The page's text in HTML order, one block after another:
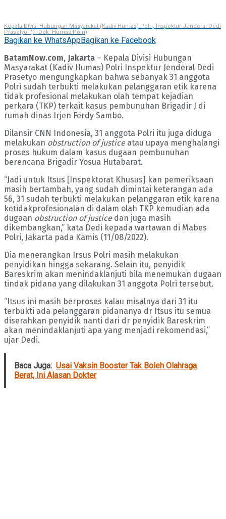
Kepala Divisi Hubungan Masyarakat (Kadiv Humas) Polri, Inspektur Jenderal Dedi
Prasetyo. (F: Dok. Humas Polri)
Bagikan ke WhatsAppBagikan ke Facebook
BatamNow.com, Jakarta – Kepala Divisi Hubungan
Masyarakat (Kadiv Humas) Polri Inspektur Jenderal Dedi
Prasetyo mengungkapkan bahwa sebanyak 31 anggota
Polri sudah terbukti melakukan pelanggaran etik karena
tidak profesional melakukan olah tempat kejadian
perkara (TKP) terkait kasus pembunuhan Brigadir J di
rumah dinas Irjen Ferdy Sambo.
Dilansir CNN Indonesia, 31 anggota Polri itu juga diduga
melakukan obstruction of justiceatau upaya menghalangi
proses hukum dalam kasus dugaan pembunuhan
berencana Brigadir Yosua Hutabarat.
“Jadi untuk Itsus [Inspektorat Khusus] kan pemeriksaan
masih bertambah, yang sudah dimintai keterangan ada
56, 31 sudah terbukti melakukan pelanggaran etik karena
ketidakprofesionalan di dalam olah TKP kemudian ada
dugaan obstruction of justicedan juga masih
dikembangkan,” kata Dedi kepada wartawan di Mabes
Polri, Jakarta pada Kamis (11/08/2022).
Dia menerangkan Irsus Polri masih melakukan
penyidikan hingga sekarang. Selain itu, penyidik
Bareskrim akan menindaklanjuti bila menemukan dugaan
tindak pidana yang dilakukan 31 anggota Polri tersebut.
“Itsus ini masih berproses kalau misalnya dari 31 itu
terbukti ada pelanggaran pidananya dr Itsus itu semua
diserahkan penyidik nanti dari dr penyidik Bareskrim
akan menindaklanjuti apa yang menjadi rekomendasi,”
ujar Dedi.
Baca Juga: Usai Vaksin Booster Tak Boleh Olahraga
Berat, Ini Alasan Dokter